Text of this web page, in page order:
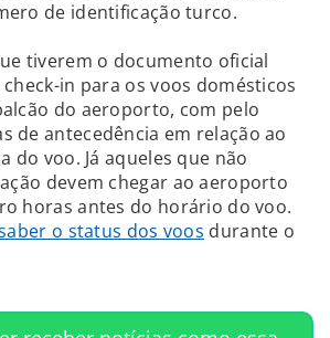
de identificação turco.
tiverem o documento oficial
in para os voos domésticos
do aeroporto, com pelo
de antecedência em relação ao
do voo. Já aqueles que não
devem chegar ao aeroporto
horas antes do horário do voo.
o status dos voos durante o